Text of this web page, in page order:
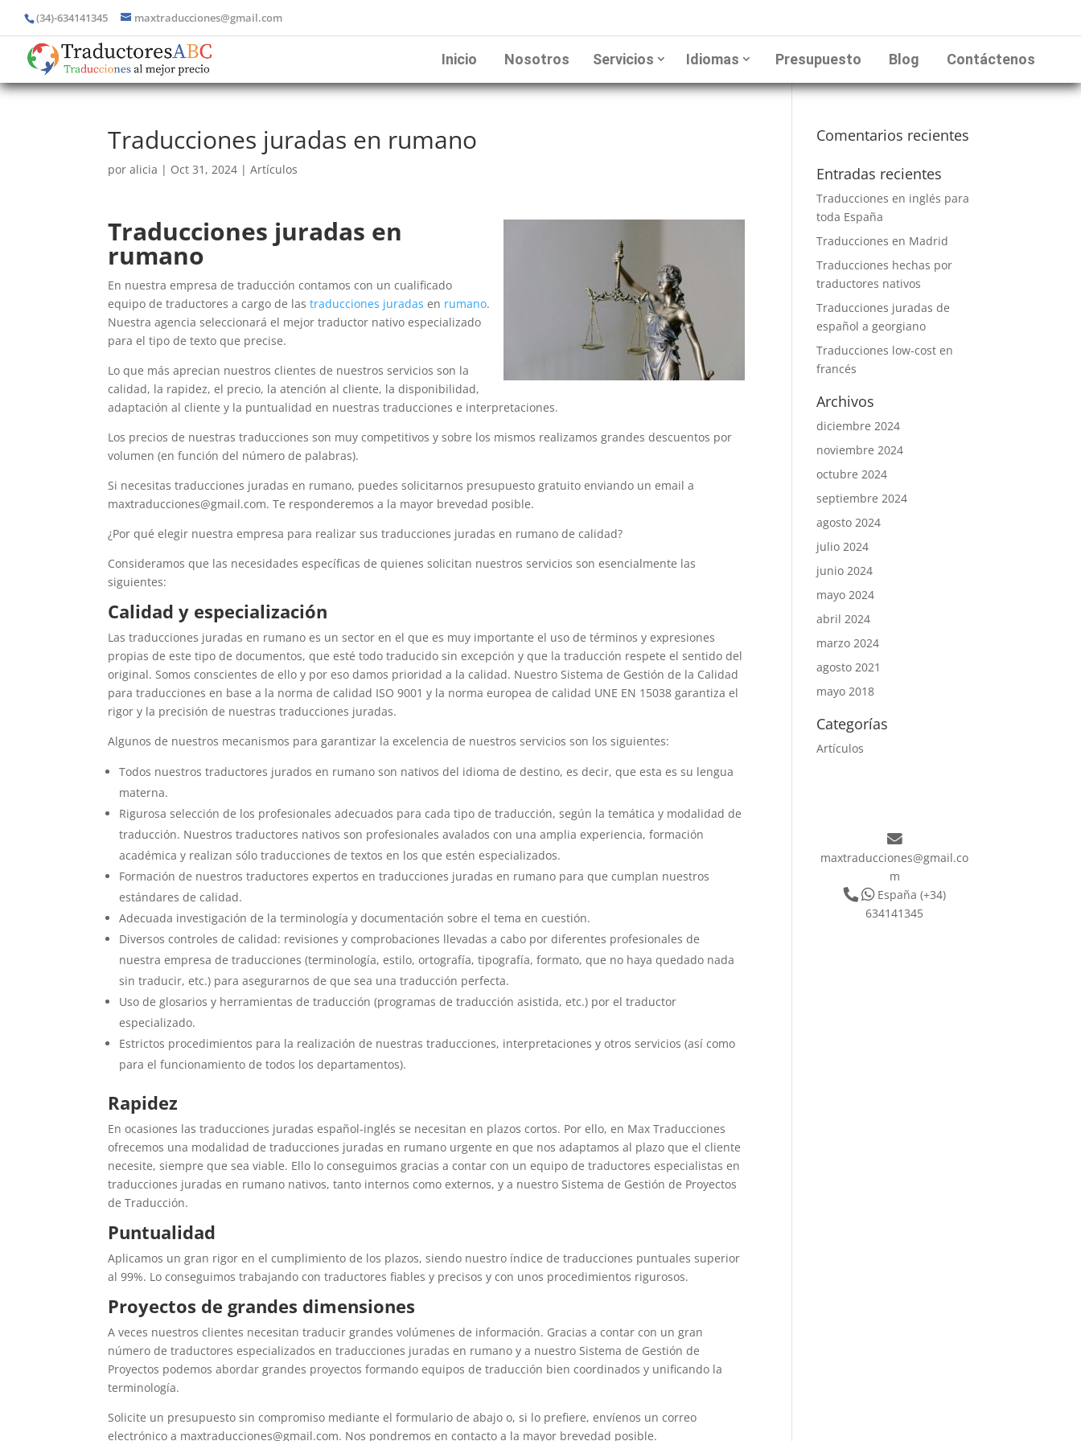
(34)-634141345 maxtraducciones@gmail.com
Inicio Nosotros Servicios Idiomas Presupuesto Blog Contáctenos
Traducciones juradas en rumano
poralicia | Oct 31, 2024 |Artículos
Traducciones juradas en
rumano
En nuestra empresa de traducción contamos con un cualificado
equipo de traductores a cargo de lastraducciones juradas en rumano.
Nuestra agencia seleccionará el mejor traductor nativo especializado
para el tipo de texto que precise.
Lo que más aprecian nuestros clientes de nuestros servicios son la
calidad, la rapidez, el precio, la atención al cliente, la disponibilidad,
adaptación al cliente y la puntualidad en nuestras traducciones e interpretaciones.
Los precios de nuestras traducciones son muy competitivos y sobre los mismos realizamos grandes descuentos por
volumen (en función del número de palabras).
Si necesitas traducciones juradas en rumano, puedes solicitarnos presupuesto gratuito enviando un email a
maxtraducciones@gmail.com. Te responderemos a la mayor brevedad posible.
¿Por qué elegir nuestra empresa para realizar sus traducciones juradas en rumano de calidad?
Consideramos que las necesidades específicas de quienes solicitan nuestros servicios son esencialmente las
siguientes:
Calidad y especialización
Las traducciones juradas en rumano es un sector en el que es muy importante el uso de términos y expresiones
propias de este tipo de documentos, que esté todo traducido sin excepción y que la traducción respete el sentido del
original. Somos conscientes de ello y por eso damos prioridad a la calidad. Nuestro Sistema de Gestión de la Calidad
para traducciones en base a la norma de calidad ISO 9001 y la norma europea de calidad UNE EN 15038 garantiza el
rigor y la precisión de nuestras traducciones juradas.
Algunos de nuestros mecanismos para garantizar la excelencia de nuestros servicios son los siguientes:
Todos nuestros traductores jurados en rumano son nativos del idioma de destino, es decir, que esta es su lengua
materna.
Rigurosa selección de los profesionales adecuados para cada tipo de traducción, según la temática y modalidad de
traducción. Nuestros traductores nativos son profesionales avalados con una amplia experiencia, formación
académica y realizan sólo traducciones de textos en los que estén especializados.
Formación de nuestros traductores expertos en traducciones juradas en rumano para que cumplan nuestros
estándares de calidad.
Adecuada investigación de la terminología y documentación sobre el tema en cuestión.
Diversos controles de calidad: revisiones y comprobaciones llevadas a cabo por diferentes profesionales de
nuestra empresa de traducciones (terminología, estilo, ortografía, tipografía, formato, que no haya quedado nada
sin traducir, etc.) para asegurarnos de que sea una traducción perfecta.
Uso de glosarios y herramientas de traducción (programas de traducción asistida, etc.) por el traductor
especializado.
Estrictos procedimientos para la realización de nuestras traducciones, interpretaciones y otros servicios (así como
para el funcionamiento de todos los departamentos).
Rapidez
En ocasiones las traducciones juradas español-inglés se necesitan en plazos cortos. Por ello, en Max Traducciones
ofrecemos una modalidad de traducciones juradas en rumano urgente en que nos adaptamos al plazo que el cliente
necesite, siempre que sea viable. Ello lo conseguimos gracias a contar con un equipo de traductores especialistas en
traducciones juradas en rumano nativos, tanto internos como externos, y a nuestro Sistema de Gestión de Proyectos
de Traducción.
Puntualidad
Aplicamos un gran rigor en el cumplimiento de los plazos, siendo nuestro índice de traducciones puntuales superior
al 99%. Lo conseguimos trabajando con traductores fiables y precisos y con unos procedimientos rigurosos.
Proyectos de grandes dimensiones
A veces nuestros clientes necesitan traducir grandes volúmenes de información. Gracias a contar con un gran
número de traductores especializados en traducciones juradas en rumano y a nuestro Sistema de Gestión de
Proyectos podemos abordar grandes proyectos formando equipos de traducción bien coordinados y unificando la
terminología.
Solicite un presupuesto sin compromiso mediante el formulario de abajo o, si lo prefiere, envíenos un correo
electrónico a maxtraducciones@gmail.com. Nos pondremos en contacto a la mayor brevedad posible.
Comentarios recientes
Entradas recientes
Traducciones en inglés para
toda España
Traducciones en Madrid
Traducciones hechas por
traductores nativos
Traducciones juradas de
español a georgiano
Traducciones low-cost en
francés
Archivos
diciembre 2024
noviembre 2024
octubre 2024
septiembre 2024
agosto 2024
julio 2024
junio 2024
mayo 2024
abril 2024
marzo 2024
agosto 2021
mayo 2018
Categorías
Artículos
maxtraducciones@gmail.co
m
España(+34)
634141345